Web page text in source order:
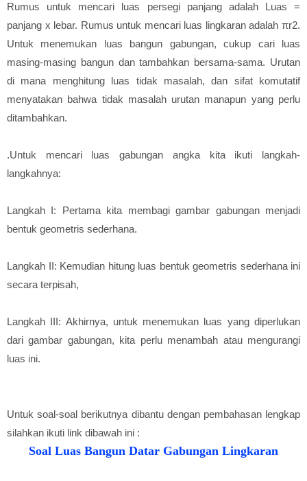
Rumus untuk mencari luas persegi panjang adalah Luas =
panjang x lebar. Rumus untuk mencari luas lingkaran adalah πr2.
Untuk menemukan luas bangun gabungan, cukup cari luas
masing-masing bangun dan tambahkan bersama-sama. Urutan
di mana menghitung luas tidak masalah, dan sifat komutatif
menyatakan bahwa tidak masalah urutan manapun yang perlu
ditambahkan.
.Untuk mencari luas gabungan angka kita ikuti langkah-
langkahnya:
Langkah I: Pertama kita membagi gambar gabungan menjadi
bentuk geometris sederhana.
Langkah II: Kemudian hitung luas bentuk geometris sederhana ini
secara terpisah,
Langkah III: Akhirnya, untuk menemukan luas yang diperlukan
dari gambar gabungan, kita perlu menambah atau mengurangi
luas ini.
Untuk soal-soal berikutnya dibantu dengan pembahasan lengkap
silahkan ikuti link dibawah ini :
Soal Luas Bangun Datar Gabungan Lingkaran